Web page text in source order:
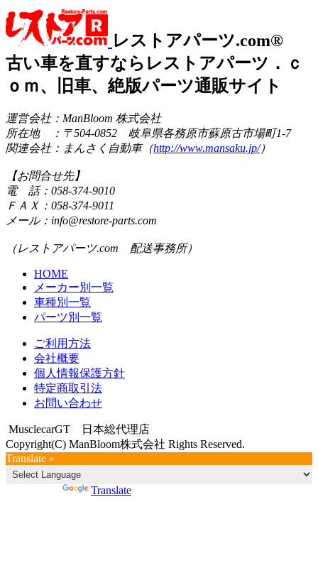
レストアパーツ.com®
古い車を直すならレストアパーツ．ｃ
ｏｍ、旧車、絶版パーツ通販サイト
運営会社：ManBloom 株式会社
所在地 ：〒504-0852 岐阜県各務原市蘇原古市場町1-7
関連会社：まんさく自動車（http://www.mansaku.jp/）
【お問合せ先】
電 話：058-374-9010
ＦＡＸ：058-374-9011
メール：info@restore-parts.com
（レストアパーツ.com 配送事務所）
HOME
メーカー別一覧
車種別一覧
パーツ別一覧
ご利用方法
会社概要
個人情報保護方針
特定商取引法
お問い合わせ
MusclecarGT 日本総代理店
Copyright(C) ManBloom株式会社 Rights Reserved.
Translate »
Translate